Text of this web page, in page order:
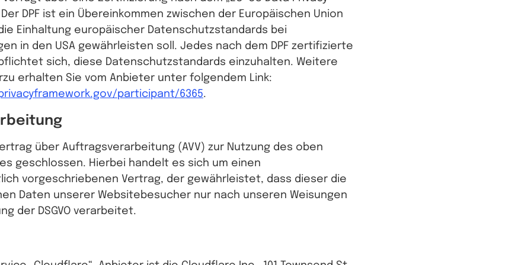
Der DPF ist ein Übereinkommen zwischen der Europäischen Union
Einhaltung europäischer Datenschutzstandards bei
in den USA gewährleisten soll. Jedes nach dem DPF zertifizierte
sich, diese Datenschutzstandards einzuhalten. Weitere
erhalten Sie vom Anbieter unter folgendem Link:
participant/6365.
über Auftragsverarbeitung (AVV) zur Nutzung des oben
geschlossen. Hierbei handelt es sich um einen
vorgeschriebenen Vertrag, der gewährleistet, dass dieser die
Daten unserer Websitebesucher nur nach unseren Weisungen
der DSGVO verarbeitet.